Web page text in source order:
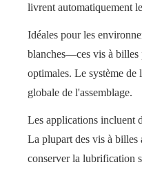
livrent automatiquement
Idéales pour les
blanches—ces vis à billes
optimales. Le système de
globale de l'assemblage.
Les applications incluent
La plupart des vis à billes
conserver la lubrification